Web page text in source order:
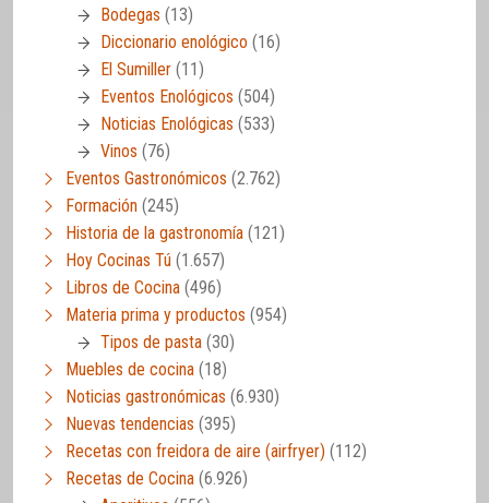
Bodegas (13)
Diccionario enológico (16)
El Sumiller (11)
Eventos Enológicos (504)
Noticias Enológicas (533)
Vinos (76)
Eventos Gastronómicos (2.762)
Formación (245)
Historia de la gastronomía (121)
Hoy Cocinas Tú (1.657)
Libros de Cocina (496)
Materia prima y productos (954)
Tipos de pasta (30)
Muebles de cocina (18)
Noticias gastronómicas (6.930)
Nuevas tendencias (395)
Recetas con freidora de aire (airfryer) (112)
Recetas de Cocina (6.926)